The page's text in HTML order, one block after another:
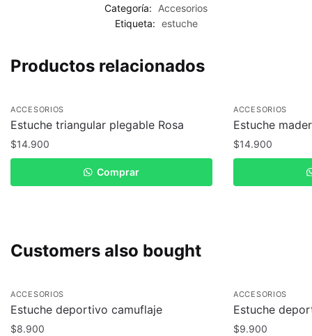
Categoría:
Accesorios
Etiqueta: estuche
Productos relacionados
ACCESORIOS
Estuche triangular plegable Rosa
$14.900
Comprar
ACCESORIOS
Estuche
$14.900
Customers also bought
ACCESORIOS
Estuche deportivo camuflaje
$8.900
ACCESORIOS
Estuche
$9.900